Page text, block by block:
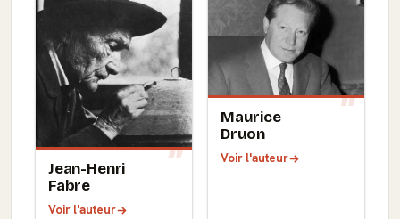
Jean-Henri
Fabre
Voir l'auteur
Maurice
Druon
Voir l'auteur